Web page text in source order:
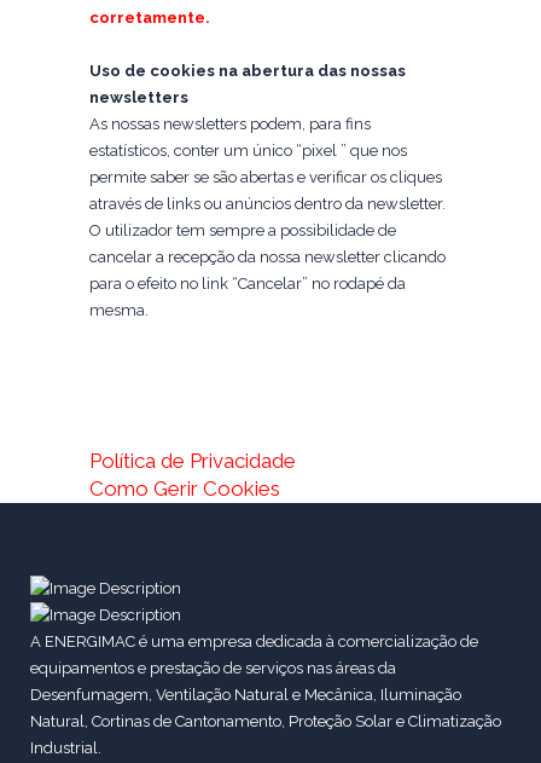
corretamente.
Uso de cookies na abertura das nossas
newsletters
As nossas newsletters podem, para fins
estatísticos, conter um único “pixel ” que nos
permite saber se são abertas e verificar os cliques
através de links ou anúncios dentro da newsletter.
O utilizador tem sempre a possibilidade de
cancelar a recepção da nossa newsletter clicando
para o efeito no link “Cancelar” no rodapé da
mesma.
Política de Privacidade
Como Gerir Cookies
A ENERGIMAC é uma empresa dedicada à comercialização de
equipamentos e prestação de serviços nas áreas da
Desenfumagem, Ventilação Natural e Mecânica, Iluminação
Natural, Cortinas de Cantonamento, Proteção Solar e Climatização
Industrial.